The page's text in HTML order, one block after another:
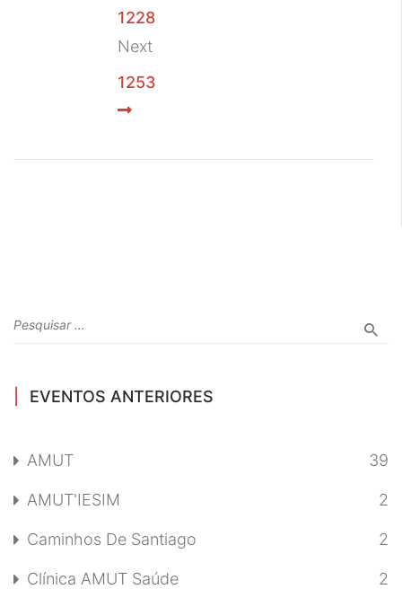
1228
Next
1253
EVENTOS ANTERIORES
AMUT 39
AMUT'IESIM 2
Caminhos De Santiago 2
Clínica AMUT Saúde 2